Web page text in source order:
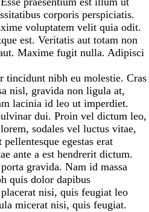
corporis perspiciatis.
voluptatem velit quia odit.
est. Veritatis aut totam non
Maxime fugit nulla. Adipisci
tincidunt nibh eu molestie. Cras
nisl, gravida non ligula at,
lacinia id leo ut imperdiet.
dui. Proin vel dictum leo,
sodales vel luctus vitae,
egestas erat
ante a est hendrerit dictum.
gravida. Nam id massa
quis dolor dapibus
nisi, quis feugiat leo
micerat nisi, quis feugiat.